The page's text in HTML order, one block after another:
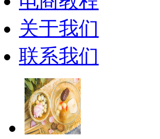
关于我们
联系我们